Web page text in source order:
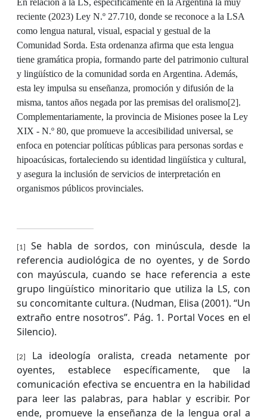
En relación a la LS, específicamente en la Argentina la muy
reciente (2023) Ley N.º 27.710, donde se reconoce a la LSA
como lengua natural, visual, espacial y gestual de la
Comunidad Sorda. Esta ordenanza afirma que esta lengua
tiene gramática propia, formando parte del patrimonio cultural
y lingüístico de la comunidad sorda en Argentina. Además,
esta ley impulsa su enseñanza, promoción y difusión de la
misma, tantos años negada por las premisas del oralismo[2].
Complementariamente, la provincia de Misiones posee la Ley
XIX - N.º 80, que promueve la accesibilidad universal, se
enfoca en potenciar políticas públicas para personas sordas e
hipoacúsicas, fortaleciendo su identidad lingüística y cultural,
y asegura la inclusión de servicios de interpretación en
organismos públicos provinciales.
[1]
Se habla de sordos, con minúscula, desde la
referencia audiológica de no oyentes, y de Sordo
con mayúscula, cuando se hace referencia a este
grupo lingüístico minoritario que utiliza la LS, con
su concomitante cultura. (Nudman, Elisa (2001). “Un
extraño entre nosotros”. Pág. 1. Portal Voces en el
Silencio).
[2]
La ideología oralista, creada netamente por
oyentes, establece específicamente, que la
comunicación efectiva se encuentra en la habilidad
para leer las palabras, para hablar y escribir. Por
ende, promueve la enseñanza de la lengua oral a